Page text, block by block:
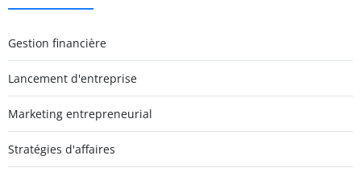
Gestion financière
Lancement d'entreprise
Marketing entrepreneurial
Stratégies d'affaires